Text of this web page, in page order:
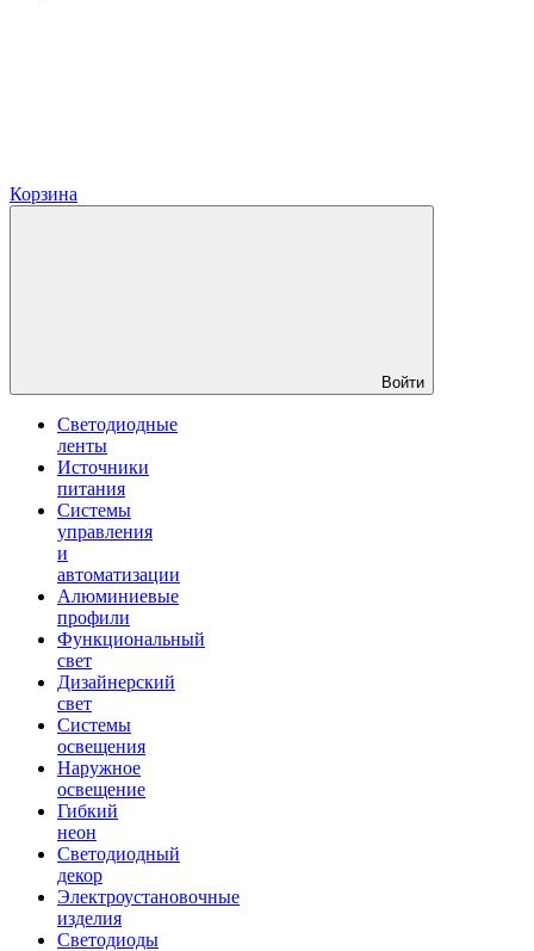
Корзина
Войти
Светодиодные
ленты
Источники
питания
Системы
управления
и
автоматизации
Алюминиевые
профили
Функциональный
свет
Дизайнерский
свет
Системы
освещения
Наружное
освещение
Гибкий
неон
Светодиодный
декор
Электроустановочные
изделия
Светодиоды